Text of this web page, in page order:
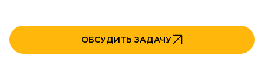
ОБСУДИТЬ ЗАДАЧУ